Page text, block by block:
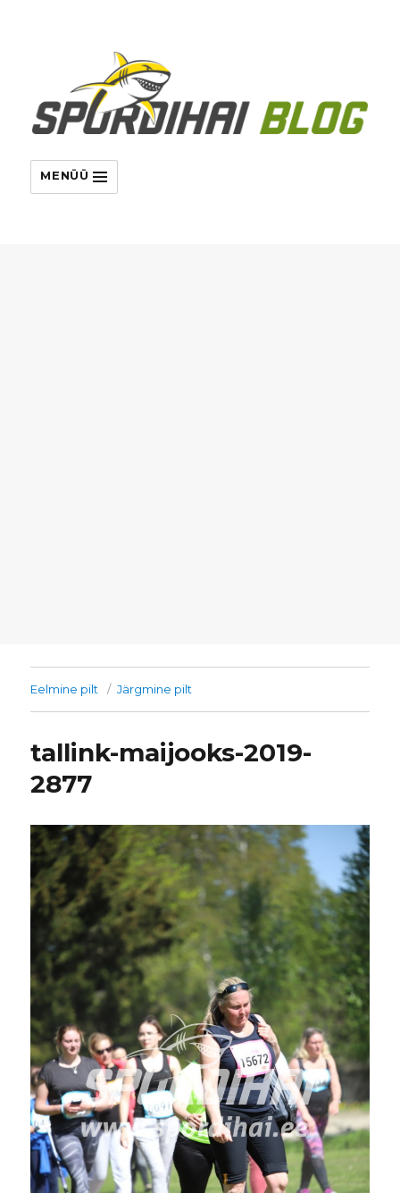
MENÜÜ
Eelmine pilt Järgmine pilt
tallink-maijooks-2019-
2877